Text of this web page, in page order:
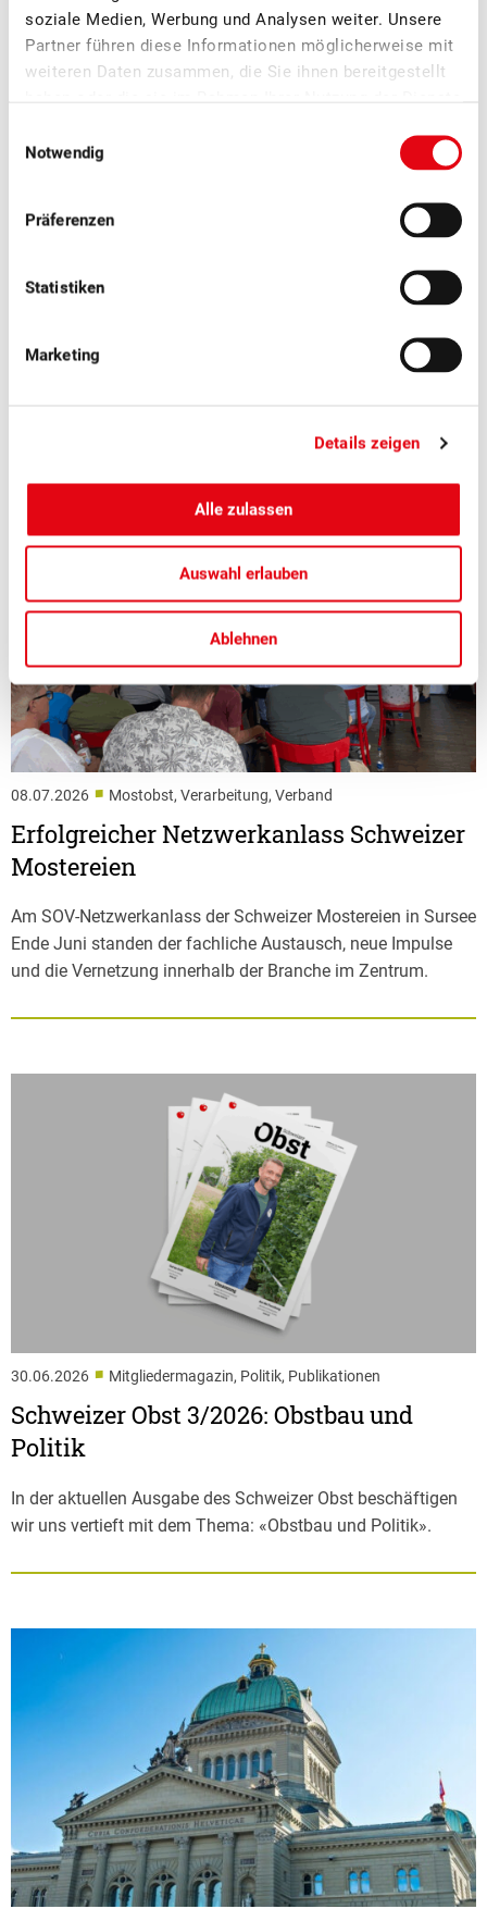
soziale Medien, Werbung und Analysen weiter. Unsere
Partner führen diese Informationen möglicherweise mit
weiteren Daten zusammen, die Sie ihnen bereitgestellt
Notwendig
Präferenzen
Statistiken
Marketing
Details zeigen
Alle zulassen
Auswahl erlauben
Ablehnen
Auskünfte erteilt Ihnen gerne:
Vizedirektor, Abteilungsleiter
08.07.2026 ■ Mostobst, Verarbeitung, Verband
Erfolgreicher Netzwerkanlass Schweizer
Mostereien
Am SOV-Netzwerkanlass der Schweizer Mostereien in Sursee
Ende Juni standen der fachliche Austausch, neue Impulse
und die Vernetzung innerhalb der Branche im Zentrum.
30.06.2026 ■ Mitgliedermagazin, Politik, Publikationen
Schweizer Obst 3/2026: Obstbau und
Politik
In der aktuellen Ausgabe des Schweizer Obst beschäftigen
wir uns vertieft mit dem Thema: «Obstbau und Politik».